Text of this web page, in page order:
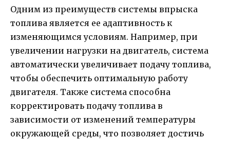
Одним из преимуществ системы впрыска
топлива является ее адаптивность к
изменяющимся условиям. Например, при
увеличении нагрузки на двигатель, система
автоматически увеличивает подачу топлива,
чтобы обеспечить оптимальную работу
двигателя. Также система способна
корректировать подачу топлива в
зависимости от изменений температуры
окружающей среды, что позволяет достичь